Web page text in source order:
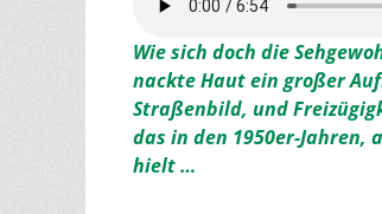
Wie sich doch die
nackte Haut ein großer
Straßenbild, und
das in den 1950er-Jahren,
hielt …